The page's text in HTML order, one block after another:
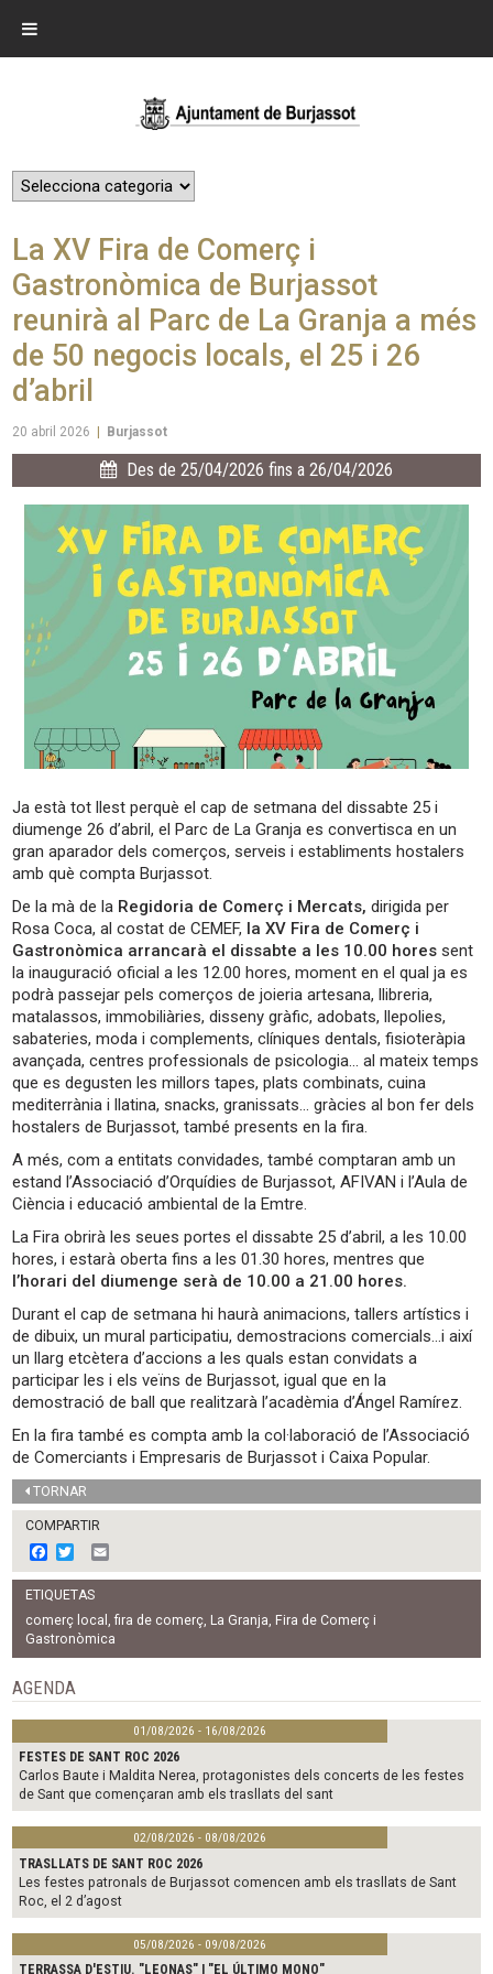
La XV Fira de Comerç i
Gastronòmica de Burjassot
reunirà al Parc de La Granja a més
de 50 negocis locals, el 25 i 26
d’abril
20 abril 2026 Burjassot
Des de 25/04/2026 fins a 26/04/2026
Ja està tot llest perquè el cap de setmana del dissabte 25 i
diumenge 26 d’abril, el Parc de La Granja es convertisca en un
gran aparador dels comerços, serveis i establiments hostalers
amb què compta Burjassot.
De la mà de la Regidoria de Comerç i Mercats, dirigida per
Rosa Coca, al costat de CEMEF, la XV Fira de Comerç i
Gastronòmica arrancarà el dissabte a les 10.00 hores sent
la inauguració oficial a les 12.00 hores, moment en el qual ja es
podrà passejar pels comerços de joieria artesana, llibreria,
matalassos, immobiliàries, disseny gràfic, adobats, llepolies,
sabateries, moda i complements, clíniques dentals, fisioteràpia
avançada, centres professionals de psicologia… al mateix temps
que es degusten les millors tapes, plats combinats, cuina
mediterrània i llatina, snacks, granissats… gràcies al bon fer dels
hostalers de Burjassot, també presents en la fira.
A més, com a entitats convidades, també comptaran amb un
estand l’Associació d’Orquídies de Burjassot, AFIVAN i l’Aula de
Ciència i educació ambiental de la Emtre.
La Fira obrirà les seues portes el dissabte 25 d’abril, a les 10.00
hores, i estarà oberta fins a les 01.30 hores, mentres que
l’horari del diumenge serà de 10.00 a 21.00 hores.
Durant el cap de setmana hi haurà animacions, tallers artístics i
de dibuix, un mural participatiu, demostracions comercials…i així
un llarg etcètera d’accions a les quals estan convidats a
participar les i els veïns de Burjassot, igual que en la
demostració de ball que realitzarà l’acadèmia d’Ángel Ramírez.
En la fira també es compta amb la col·laboració de l’Associació
de Comerciants i Empresaris de Burjassot i Caixa Popular.
TORNAR
COMPARTIR
F
a
c
e
b
o
o
w
i
t
t
e
r
m
a
l
ETIQUETAS
comerç local ,fira de comerç, La Granja, Fira de Comerç i
Gastronòmica
AGENDA
01/08/2026 - 16/08/2026
FESTES DE SANT ROC 2026
Carlos Baute i Maldita Nerea, protagonistes dels concerts de les festes
de Sant que començaran amb els trasllats del sant
02/08/2026 - 08/08/2026
TRASLLATS DE SANT ROC 2026
Les festes patronals de Burjassot comencen amb els trasllats de Sant
Roc, el 2 d’agost
05/08/2026 - 09/08/2026
TERRASSA D'ESTIU. "LEONAS" I "EL ÚLTIMO MONO"